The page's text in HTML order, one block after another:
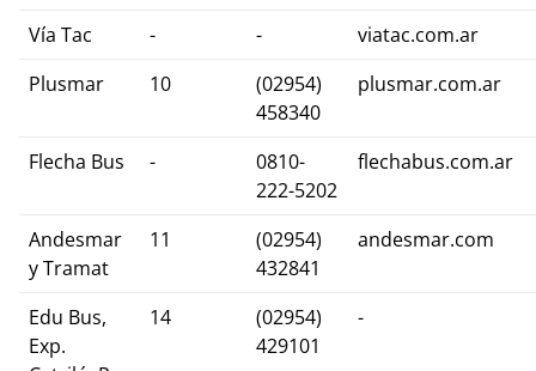
Vía Tac - -
viatac.com.ar
Plusmar
10
(02954)
458340
plusmar.com.ar
Flecha Bus -
0810-
222-5202
flechabus.com.ar
Andesmar
y Tramat
11
(02954)
432841
andesmar.com
Edu Bus,
Exp.
14
(02954)
429101
-